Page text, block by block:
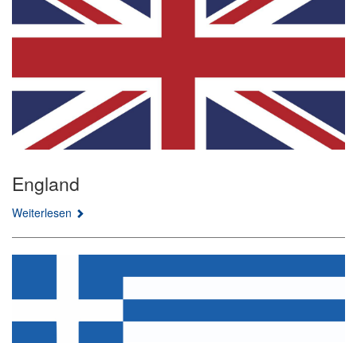
England
Weiterlesen